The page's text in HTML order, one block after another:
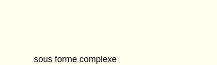
sous forme complexe